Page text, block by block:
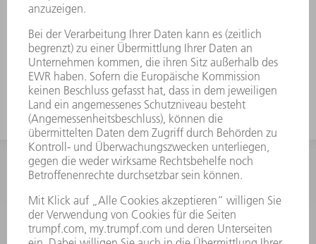
Dank hochwertiger Kunststoffmaterialien
erreichen Original Scheibenbälge eine
maximale Standzeit (bis zu dreimal länger
als Kastenbälge)
INFORMATION
Häufig gestellte Fragen
Allgemeine Geschäftsbedingungen
KONTAKT